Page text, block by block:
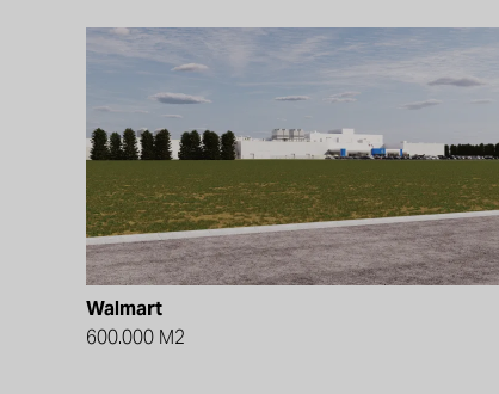
Walmart
600.000 M2